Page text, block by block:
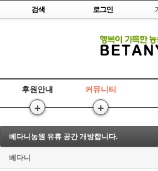
Skip to
검색 로그인
후원안내
+
커뮤니티
+
베다니농원 유휴 공간 개방합니다.
베다니